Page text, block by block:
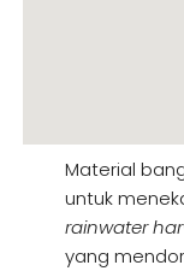
Material
untuk
rainwater
yang